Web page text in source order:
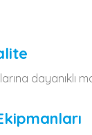
dayanıklı